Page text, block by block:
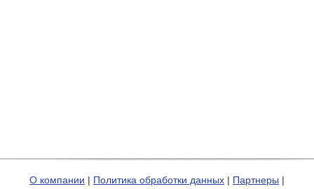
О компании | Политика обработки данных | Партнеры |